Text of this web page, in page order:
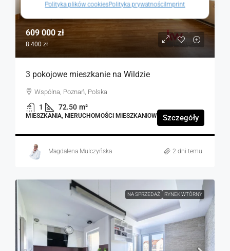
Polityka plików cookiesPolityka prywatnościImprint
609 000 zł
8 400 zł
3 pokojowe mieszkanie na Wildzie
Wspólna, Poznań, Polska
1 72.50 m²
MIESZKANIA, NIERUCHOMOŚCI MIESZKANIOWE Szczegóły
Magdalena Mulczyńska 2 dni temu
NA SPRZEDAŻ RYNEK WTÓRNY